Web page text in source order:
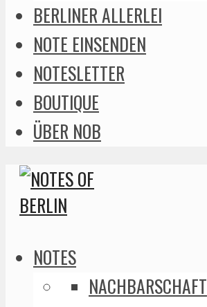
BERLINER ALLERLEI
NOTE EINSENDEN
NOTESLETTER
BOUTIQUE
ÜBER NOB
NOTES
NACHBARSCHAFT